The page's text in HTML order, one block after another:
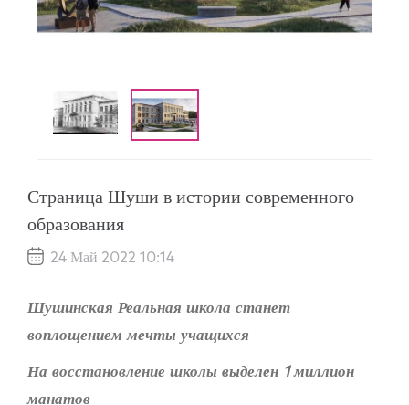
Страница Шуши в истории современного
образования
24 Май 2022 10:14
Шушинская Реальная школа станет
воплощением мечты учащихся
На восстановление школы выделен 1 миллион
манатов